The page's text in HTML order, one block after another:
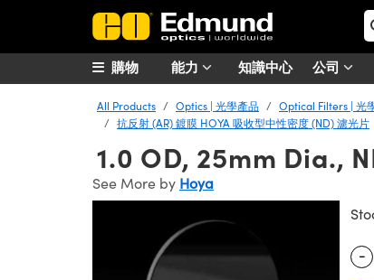
能力 知識中心 公司
購物
All Products Optics | 光學產品 Optical Filters | 光
抗反射 (AR) 鍍膜 HOYA 吸收型中性密度 (ND) 濾光片
1.0 OD, 25mm Dia.,
See More by Hoya
-